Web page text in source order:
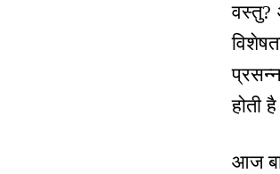
वस्तु?
होती
आज